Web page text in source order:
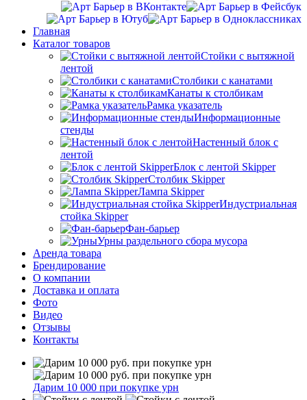
Главная
Каталог товаров
Стойки с вытяжной
лентой
Столбики с канатами
Канаты к столбикам
Рамка указатель
Информационные
стенды
Настенный блок с
лентой
Блок с лентой Skipper
Столбик Skipper
Лампа Skipper
Индустриальная
стойка Skipper
Фан-барьер
Урны раздельного сбора мусора
Аренда товара
Брендирование
О компании
Доставка и оплата
Фото
Видео
Отзывы
Контакты
Дарим 10 000 при покупке урн